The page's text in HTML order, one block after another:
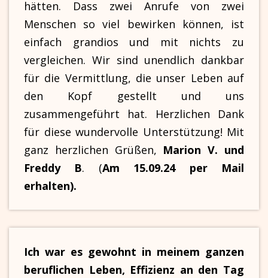
hätten. Dass zwei Anrufe von zwei
Menschen so viel bewirken können, ist
einfach grandios und mit nichts zu
vergleichen. Wir sind unendlich dankbar
für die Vermittlung, die unser Leben auf
den Kopf gestellt und uns
zusammengeführt hat. Herzlichen Dank
für diese wundervolle Unterstützung! Mit
ganz herzlichen Grüßen, Marion V. und
Freddy B. (Am 15.09.24 per Mail
erhalten).
Ich war es gewohnt in meinem ganzen
beruflichen Leben, Effizienz an den Tag